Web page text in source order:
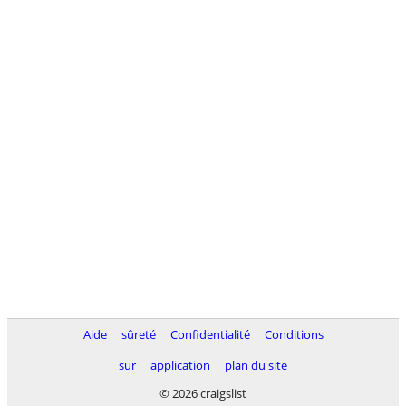
Aide sûreté Confidentialité
Conditions
sur
application
plan du site
© 2026 craigslist